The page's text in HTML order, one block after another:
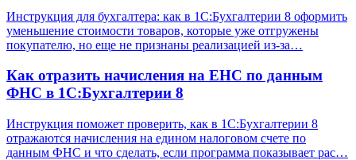
Инструкция для бухгалтера: как в 1С:Бухгалтерии 8 оформить
уменьшение стоимости товаров, которые уже отгружены
покупателю, но еще не признаны реализацией из-за…
Как отразить начисления на ЕНС по данным
ФНС в 1С:Бухгалтерии 8
Инструкция поможет проверить, как в 1С:Бухгалтерии 8
отражаются начисления на едином налоговом счете по
данным ФНС и что сделать, если программа показывает рас…